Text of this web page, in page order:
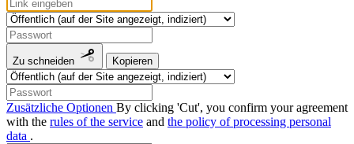
Zu schneiden Kopieren
Zusätzliche Optionen By clicking 'Cut', you confirm your agreement
with the rules of the service and the policy of processing personal
data .